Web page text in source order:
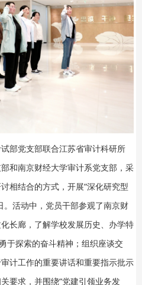
部党支部联合江苏省审计科研所
和南京财经大学审计系党支部，采
相结合的方式，开展“深化研究型
。活动中，党员干部参观了南京财
长廊，了解学校发展历史、办学特
于探索的奋斗精神；组织座谈交
计工作的重要讲话和重要指示批示
要求，并围绕“党建引领业务发